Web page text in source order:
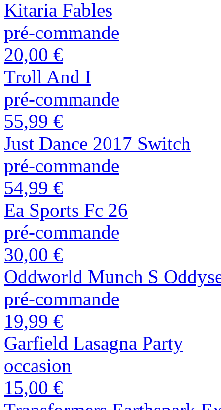
Kitaria Fables
pré-commande
20,00 €
Troll And I
pré-commande
55,99 €
Just Dance 2017 Switch
pré-commande
54,99 €
Ea Sports Fc 26
pré-commande
30,00 €
Oddworld Munch S
pré-commande
19,99 €
Garfield Lasagna Party
occasion
15,00 €